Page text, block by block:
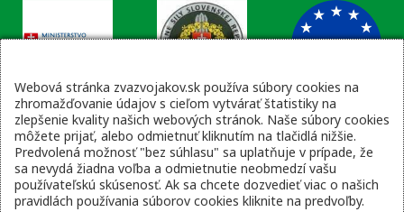
Kontaktné údaje
email: tajomnik@zvsr.sk
telefón: 0908535335
vojenská linka: 0960 333 818
Webová stránka zvazvojakov.sk používa súbory cookies na
zhromažďovanie údajov s cieľom vytvárať štatistiky na
zlepšenie kvality našich webových stránok. Naše súbory cookies
môžete prijať, alebo odmietnuť kliknutím na tlačidlá nižšie.
Predvolená možnosť "bez súhlasu" sa uplatňuje v prípade, že
sa nevydá žiadna voľba a odmietnutie neobmedzí vašu
používateľskú skúsenosť. Ak sa chcete dozvedieť viac o našich
pravidlách používania súborov cookies kliknite na predvoľby.